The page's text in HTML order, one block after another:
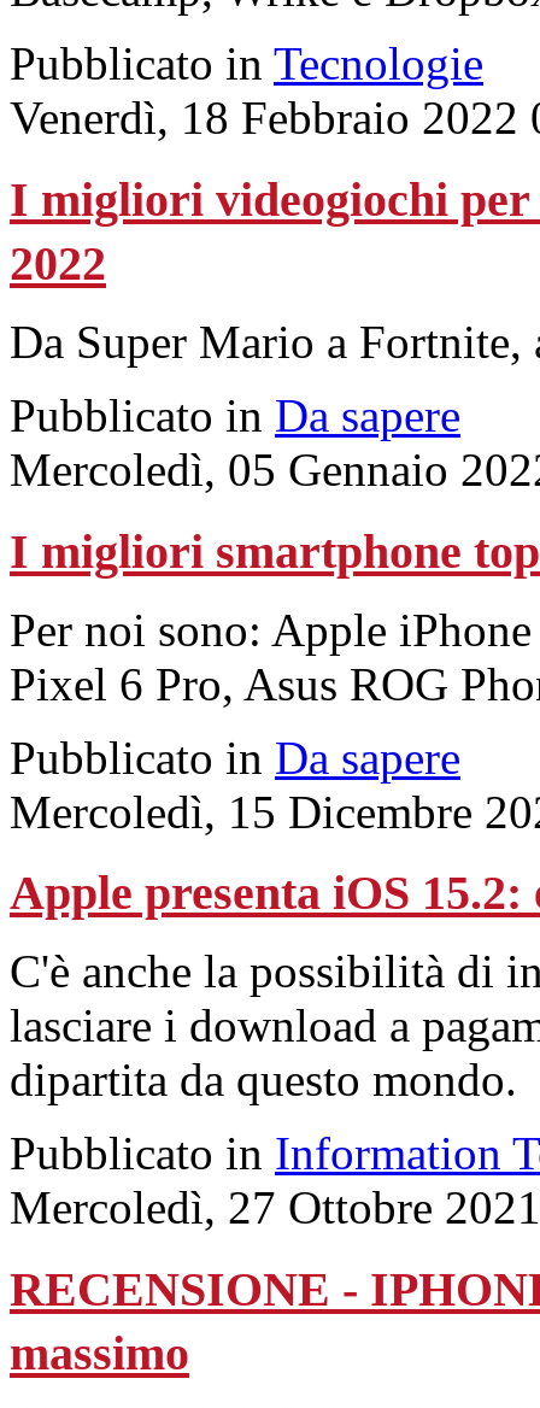
Pubblicato in Tecnologie
Venerdì, 18 Febbraio 2022
I migliori videogiochi per
2022
Da Super Mario a
Pubblicato in Da sapere
Mercoledì, 05 Gennaio
I migliori smartphone
Per noi sono: Apple
Pixel 6 Pro, Asus ROG
Pubblicato in Da sapere
Mercoledì, 15 Dicembre
Apple presenta iOS 15.2:
C'è anche la possibilità di
lasciare i download a
dipartita da questo mondo.
Pubblicato in Information
Mercoledì, 27 Ottobre
RECENSIONE -
massimo